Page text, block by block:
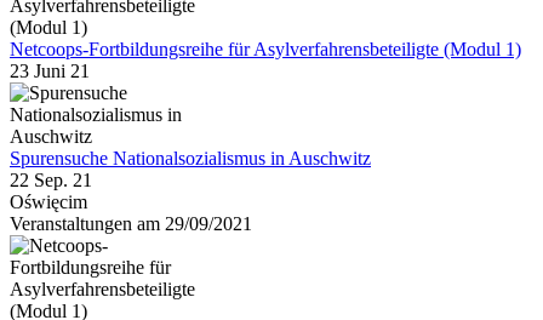
Netcoops-Fortbildungsreihe für Asylverfahrensbeteiligte (Modul 1)
23 Juni 21
Spurensuche Nationalsozialismus in Auschwitz
22 Sep. 21
Oświęcim
Veranstaltungen am 29/09/2021